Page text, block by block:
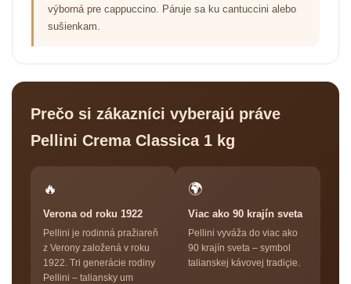
výborná pre cappuccino. Páruje sa ku cantuccini alebo
sušienkam.
Prečo si zákazníci vyberajú práve
Pellini Crema Classica 1 kg
🔥
Verona od roku 1922
Pellini je rodinná pražiareň
z Verony založená v roku
1922. Tri generácie rodiny
Pellini – taliansky um
🌍
Viac ako 90 krajín sveta
Pellini vyváža do viac ako
90 krajín sveta – symbol
talianskej kávovej tradiçie.